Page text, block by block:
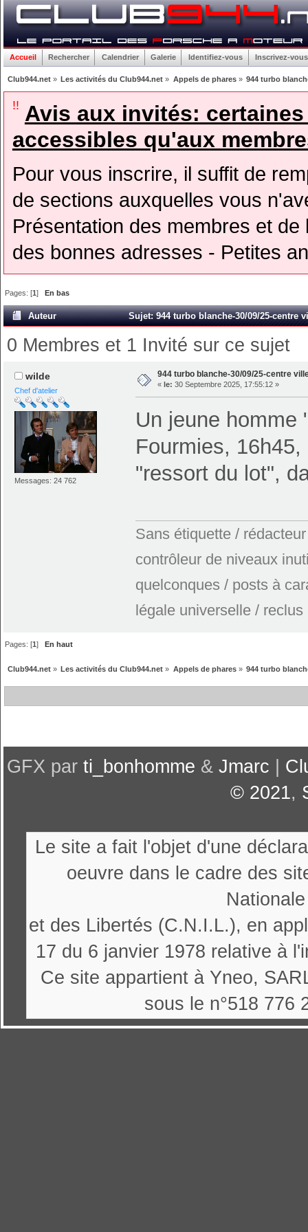
Accueil Rechercher Calendrier Galerie Identifiez-vous Inscrivez-vous
Club944.net» Les activités du Club944.net » Appels de phares» 944 turbo
!! Avis aux invités:
accessibles qu'aux
Pour vous inscrire, il suffit de
de sections auxquelles vous
Présentation des membres et
des bonnes adresses - Petites
Pages: [1]En bas
Auteur Sujet: 944 turbo blanche-30/09/25-centre
0 Membres et 1 Invité sur ce sujet
wilde
Chef d'atelier
Messages: 24 762
944 turbo blanche-30/09/25-centre
« le: 30 Septembre 2025, 17:55:12 »
Un jeune homme
Fourmies,
"ressort du lot",
Sans étiquette /
contrôleur de niveaux
quelconques / posts à
légale universelle / reclus
Pages: [1]En haut
Club944.net» Les activités du Club944.net » Appels de phares» 944 turbo
GFX par ti_bonhomme & Jmarc
© 2021,
Le site a fait l'objet d'une
oeuvre dans le cadre des
et des Libertés (C.N.I.L.), en
17 du 6 janvier 1978 relative à
Ce site appartient à Yneo,
sous le n°518 776